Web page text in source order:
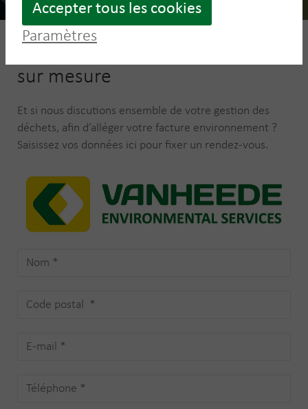
sur mesure
Et si nous discutions ensemble de votre gestion des
déchets, afin d’alléger votre facture environnement ?
Saisissez vos données ici pour fixer un rendez-vous.
Accepter tous les cookies
Paramètres